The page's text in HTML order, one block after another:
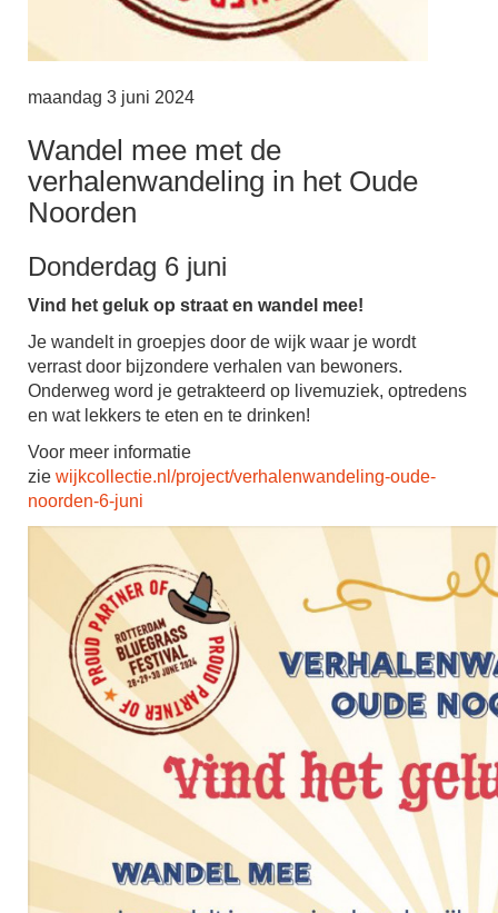
maandag 3 juni 2024
Wandel mee met de
verhalenwandeling in het Oude
Noorden
Donderdag 6 juni
Vind het geluk op straat en wandel mee!
Je wandelt in groepjes door de wijk waar je wordt
verrast door bijzondere verhalen van bewoners.
Onderweg word je getrakteerd op livemuziek, optredens
en wat lekkers te eten en te drinken!
Voor meer informatie
zie wijkcollectie.nl/project/verhalenwandeling-oude-
noorden-6-juni